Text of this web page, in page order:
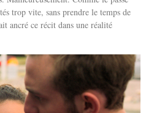
trop vite, sans prendre le temps de
ancré ce récit dans une réalité